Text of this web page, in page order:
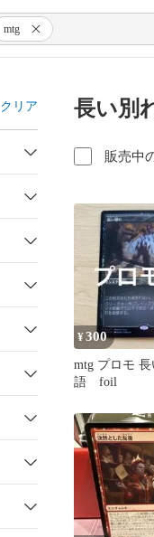
mtg
クリア 長い
販売中
¥300
mtg プロモ
語 foil